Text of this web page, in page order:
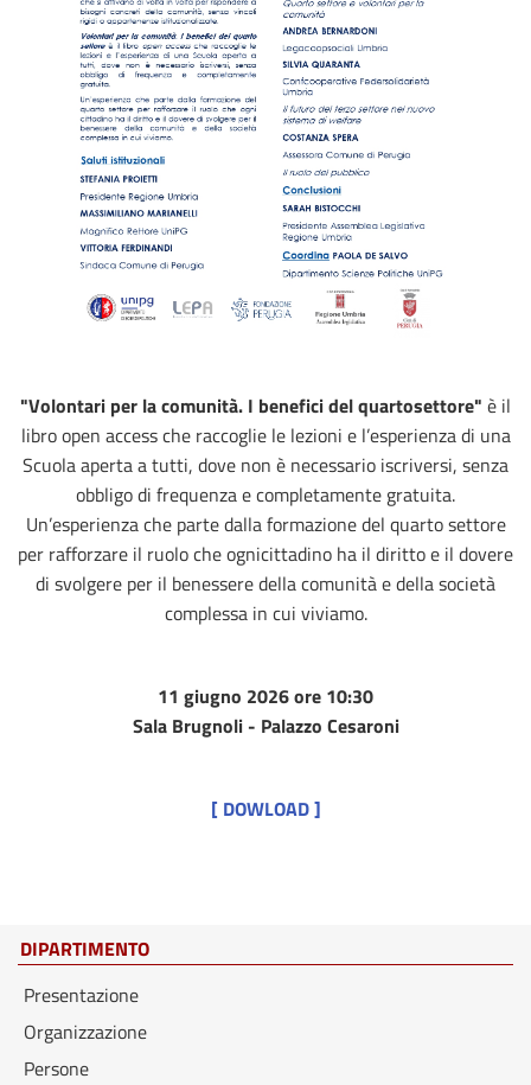
"Volontari per la comunità. I benefici del quartosettore" è il
libro open access che raccoglie le lezioni e l’esperienza di una
Scuola aperta a tutti, dove non è necessario iscriversi, senza
obbligo di frequenza e completamente gratuita.
Un’esperienza che parte dalla formazione del quarto settore
per rafforzare il ruolo che ognicittadino ha il diritto e il dovere
di svolgere per il benessere della comunità e della società
complessa in cui viviamo.
11 giugno 2026 ore 10:30
Sala Brugnoli - Palazzo Cesaroni
[ DOWLOAD ]
DIPARTIMENTO
Presentazione
Organizzazione
Persone